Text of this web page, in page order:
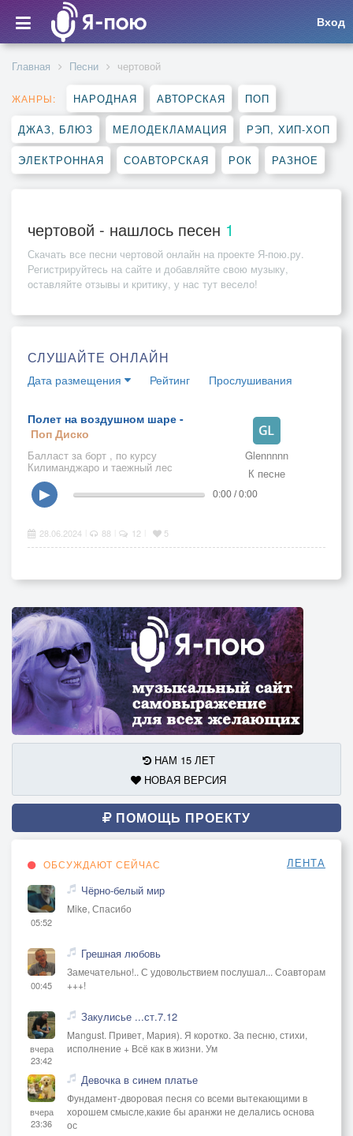
Вход
Главная Песни чертовой
ЖАНРЫ: НАРОДНАЯ АВТОРСКАЯ ПОП
ДЖАЗ, БЛЮЗ МЕЛОДЕКЛАМАЦИЯ РЭП, ХИП-ХОП
ЭЛЕКТРОННАЯ СОАВТОРСКАЯ РОК РАЗНОЕ
чертовой - нашлось песен 1
Скачать все песни чертовой онлайн на проекте Я-пою.ру.
Регистрируйтесь на сайте и добавляйте свою музыку,
оставляйте отзывы и критику, у нас тут весело!
СЛУШАЙТЕ ОНЛАЙН
Дата размещения Рейтинг Прослушивания
Полет на воздушном шаре -
Поп Диско
Балласт за борт , по курсу
Килиманджаро и таежный лес
Glennnnn
К песне
▶ 0:00 / 0:00
28.06.2024 88 12 5
НАМ 15 ЛЕТ
НОВАЯ ВЕРСИЯ
ПОМОЩЬ ПРОЕКТУ
ОБСУЖДАЮТ СЕЙЧАС ЛЕНТА
05:52
Чёрно-белый мир
Mike, Спасибо
00:45
Грешная любовь
Замечательно!.. С удовольствием послушал... Соавторам
+++!
вчера
23:42
Закулисье ...ст.7.12
Mangust. Привет, Мария). Я коротко. За песню, стихи,
исполнение + Всё как в жизни. Ум
вчера
23:36
Девочка в синем платье
Фундамент-дворовая песня со всеми вытекающими в
хорошем смысле,какие бы аранжи не делались основа
ос